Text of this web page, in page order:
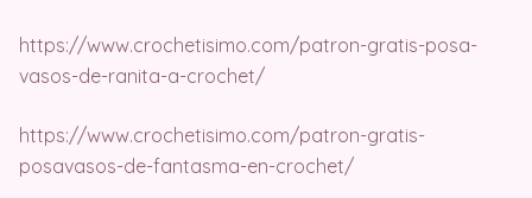
https://www.crochetisimo.com/patron-gratis-posa-
vasos-de-ranita-a-crochet/
https://www.crochetisimo.com/patron-gratis-
posavasos-de-fantasma-en-crochet/